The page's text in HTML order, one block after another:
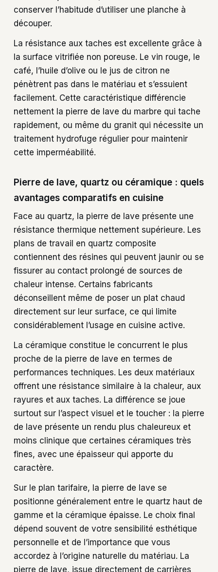
conserver l’habitude d’utiliser une planche à
découper.
La résistance aux taches est excellente grâce à
la surface vitrifiée non poreuse. Le vin rouge, le
café, l’huile d’olive ou le jus de citron ne
pénètrent pas dans le matériau et s’essuient
facilement. Cette caractéristique différencie
nettement la pierre de lave du marbre qui tache
rapidement, ou même du granit qui nécessite un
traitement hydrofuge régulier pour maintenir
cette imperméabilité.
Pierre de lave, quartz ou céramique : quels
avantages comparatifs en cuisine
Face au quartz, la pierre de lave présente une
résistance thermique nettement supérieure. Les
plans de travail en quartz composite
contiennent des résines qui peuvent jaunir ou se
fissurer au contact prolongé de sources de
chaleur intense. Certains fabricants
déconseillent même de poser un plat chaud
directement sur leur surface, ce qui limite
considérablement l’usage en cuisine active.
La céramique constitue le concurrent le plus
proche de la pierre de lave en termes de
performances techniques. Les deux matériaux
offrent une résistance similaire à la chaleur, aux
rayures et aux taches. La différence se joue
surtout sur l’aspect visuel et le toucher : la pierre
de lave présente un rendu plus chaleureux et
moins clinique que certaines céramiques très
fines, avec une épaisseur qui apporte du
caractère.
Sur le plan tarifaire, la pierre de lave se
positionne généralement entre le quartz haut de
gamme et la céramique épaisse. Le choix final
dépend souvent de votre sensibilité esthétique
personnelle et de l’importance que vous
accordez à l’origine naturelle du matériau. La
pierre de lave, issue directement de carrières